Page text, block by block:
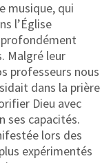
musique, qui
l’Église
Malgré leur
professeurs nous
dans la prière
Dieu avec
ses capacités.
lors des
expérimentés